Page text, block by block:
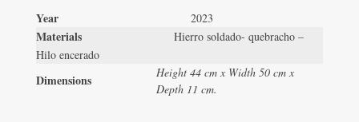
Year 2023
Materials Hierro soldado- quebracho –
Hilo encerado
Dimensions
Height 44 cm x Width 50 cm x
Depth 11 cm.